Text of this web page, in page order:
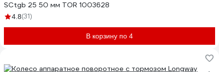
SCtgb 25 50 мм TOR 1003628
4.8(31)
В корзину по 4